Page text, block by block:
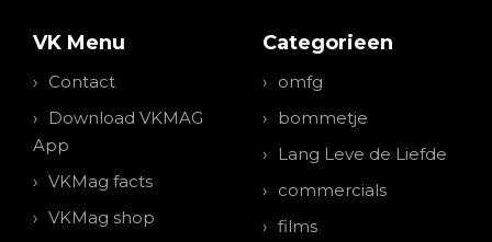
VK Menu
Contact
Download VKMAG
App
VKMag facts
VKMag shop
Categorieen
omfg
bommetje
Lang Leve de Liefde
commercials
films